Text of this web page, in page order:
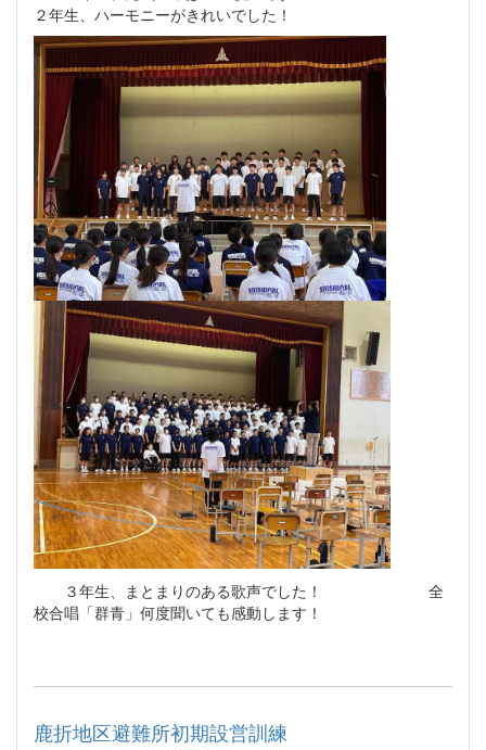
２年生、ハーモニーがきれいでした！
３年生、まとまりのある歌声でした！ 全
校合唱「群青」何度聞いても感動します！
鹿折地区避難所初期設営訓練